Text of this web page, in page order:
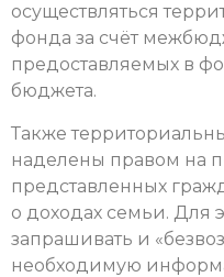
осуществляться
фонда за счёт
предоставляемых в
бюджета.
Также
наделены правом на
представленных
о доходах семьи. Для
запрашивать и
необходимую